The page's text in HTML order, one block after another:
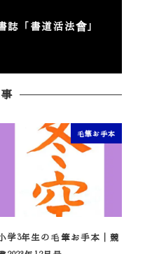
誌「書道活法會」
毛筆お手本
学3年生の毛筆お手本｜競